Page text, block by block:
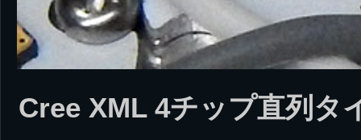
Cree XML 4チップ直列タ